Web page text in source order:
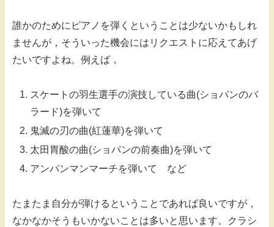
誰かのためにピアノを弾くということは少ないかもしれ
ませんが，そういった機会にはリクエストに応えてあげ
たいですよね。例えば，
スケートの羽生選手の演技している曲(ショパンのバ
ラード)を弾いて
鬼滅の刃の曲(紅蓮華)を弾いて
太田胃酸の曲(ショパンの前奏曲)を弾いて
アンパンマンマーチを弾いて など
たまたま自分が弾けるということであれば良いですが，
なかなかそうもいかないことは多いと思います。クラシ